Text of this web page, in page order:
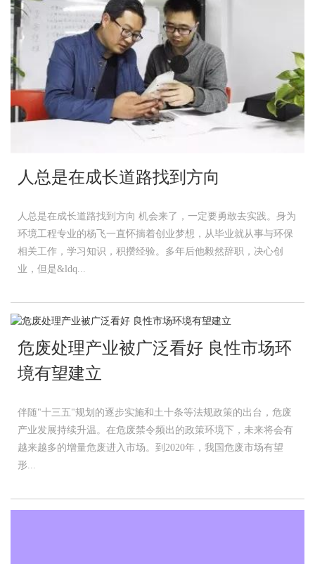
人总是在成长道路找到方向
人总是在成长道路找到方向 机会来了，一定要勇敢去实践。身为
环境工程专业的杨飞一直怀揣着创业梦想，从毕业就从事与环保
相关工作，学习知识，积攒经验。多年后他毅然辞职，决心创
业，但是&ldq...
危废处理产业被广泛看好 良性市场环
境有望建立
伴随"十三五"规划的逐步实施和土十条等法规政策的出台，危废
产业发展持续升温。在危废禁令频出的政策环境下，未来将会有
越来越多的增量危废进入市场。到2020年，我国危废市场有望
形...